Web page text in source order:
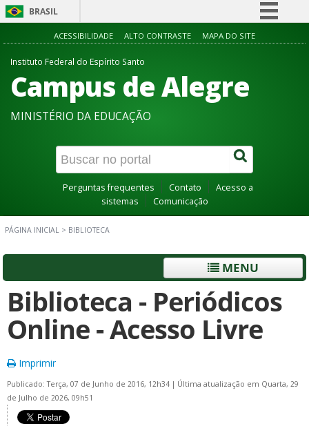
BRASIL
Simplifique!
Acesso à informação
Canais
ACESSIBILIDADE ALTO CONTRASTE MAPA DO SITE
Instituto Federal do Espírito Santo
Campus de Alegre
MINISTÉRIO DA EDUCAÇÃO
Perguntas frequentes Contato
Acesso a
sistemas
Comunicação
PÁGINA INICIAL > BIBLIOTECA
MENU
Biblioteca - Periódicos
Online - Acesso Livre
Imprimir
Publicado: Terça, 07 de Junho de 2016, 12h34 | Última atualização em Quarta, 29
de Julho de 2026, 09h51